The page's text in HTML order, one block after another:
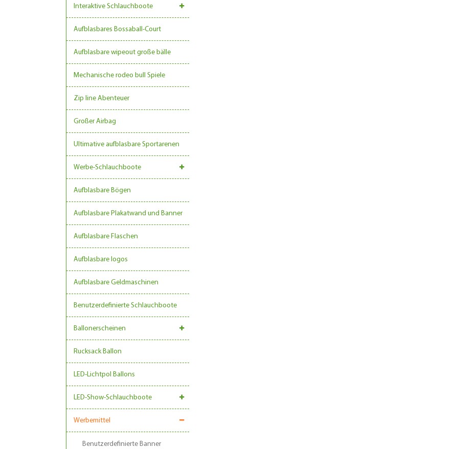
Interaktive Schlauchboote
Aufblasbares Bossaball-Court
Aufblasbare wipeout große bälle
Mechanische rodeo bull Spiele
Zip line Abenteuer
Großer Airbag
Ultimative aufblasbare Sportarenen
Werbe-Schlauchboote
Aufblasbare Bögen
Aufblasbare Plakatwand und Banner
Aufblasbare Flaschen
Aufblasbare logos
Aufblasbare Geldmaschinen
Benutzerdefinierte Schlauchboote
Ballonerscheinen
Rucksack Ballon
LED-Lichtpol Ballons
LED-Show-Schlauchboote
Werbemittel
Benutzerdefinierte Banner